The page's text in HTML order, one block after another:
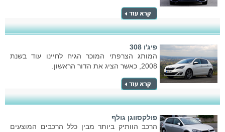
פיג'ו 308
המותג הצרפתי המוכר הגיח לחיינו עוד בשנת
2008, כאשר הציג את הדור הראשון.
פולקסווגן גולף
הרכב הוותיק ביותר מבין כלל הרכבים המוצעים